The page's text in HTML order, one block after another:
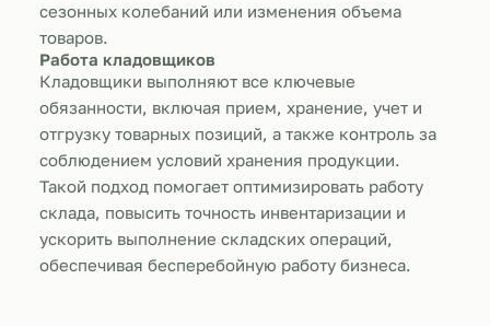
сезонных колебаний или изменения объема
товаров.
Работа кладовщиков
Кладовщики выполняют все ключевые
обязанности, включая прием, хранение, учет и
отгрузку товарных позиций, а также контроль за
соблюдением условий хранения продукции.
Такой подход помогает оптимизировать работу
склада, повысить точность инвентаризации и
ускорить выполнение складских операций,
обеспечивая бесперебойную работу бизнеса.